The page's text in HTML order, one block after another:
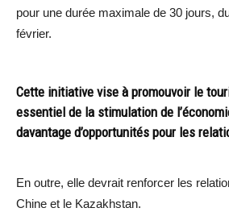
pour une durée maximale de 30 jours,
février.
Cette initiative vise à promouvoir le
essentiel de la stimulation de
davantage d’opportunités pour les
En outre, elle devrait renforcer les
Chine et le Kazakhstan.